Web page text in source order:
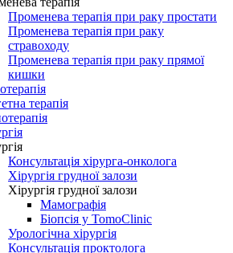
Променева терапія при раку простати
Променева терапія при раку
стравоходу
Променева терапія при раку прямої
кишки
терапія
Консультація хірурга-онколога
Хірургія грудної залози
Хірургія грудної залози
Мамографія
Біопсія у TomoClinic
Урологічна хірургія
Консультація проктолога